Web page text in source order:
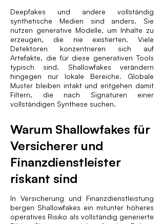
Deepfakes und andere vollständig
synthetische Medien sind anders. Sie
nutzen generative Modelle, um Inhalte zu
erzeugen, die nie existierten. Viele
Detektoren konzentrieren sich auf
Artefakte, die für diese generativen Tools
typisch sind. Shallowfakes verändern
hingegen nur lokale Bereiche. Globale
Muster bleiben intakt und entgehen damit
Filtern, die nach Signaturen einer
vollständigen Synthese suchen.
Warum Shallowfakes für
Versicherer und
Finanzdienstleister
riskant sind
In Versicherung und Finanzdienstleistung
bergen Shallowfakes ein mitunter höheres
operatives Risiko als vollständig generierte